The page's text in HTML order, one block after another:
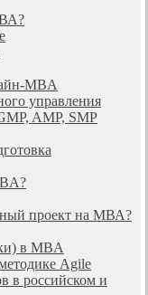
MBA
управления
AMP, SMP
проект на МВА?
в MBA
Agile
в российском и